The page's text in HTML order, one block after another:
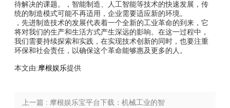
待解决的课题。，智能制造、人工智能等技术的快速发展，传
统的制造模式可能不再适用，企业需要适应新的环境。
，先进制造技术的发展代表着一个全新的工业革命的到来，它
将对我们的生产和生活方式产生深远的影响。在这一过程中，
我们需要持续探索和实践，在实现技术创新的同时，也要注重
环保和社会责任，以确保这个革命能够惠及更多的人。
本文由:摩根娱乐提供
上一篇 : 摩根娱乐宝平台下载：机械工业的智